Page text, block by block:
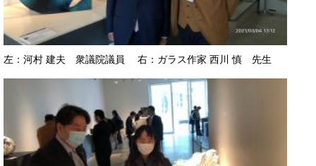
左：河村 建夫 衆議院議員 右：ガラス作家 西川 慎 先生